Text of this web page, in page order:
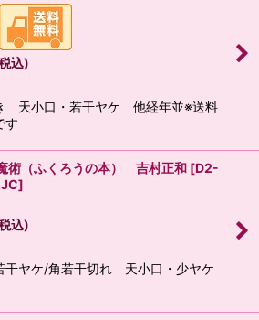
込)
天小口・若干ヤケ 他経年並※送料
す
術（ふくろうの本） 吉村正和 [D2-
]
込)
干ヤケ/角若干切れ 天小口・少ヤケ